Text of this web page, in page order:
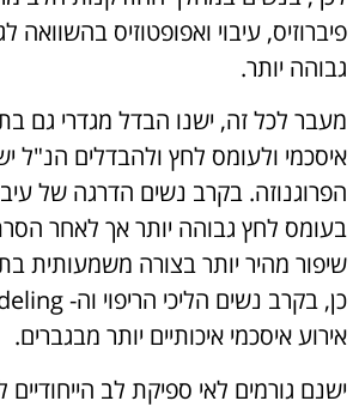
פיברוזיס, עיבוי ואפופטוזיס בהשוואה
גבוהה יותר.
מעבר לכל זה, ישנו הבדל מגדרי גם
איסכמי ולעומס לחץ ולהבדלים הנ"ל
הפרוגנוזה. בקרב נשים הדרגה של
בעומס לחץ גבוהה יותר אך לאחר
שיפור מהיר יותר בצורה משמעותית
אירוע איסכמי איכותיים יותר מבגברים.
ישנם גורמים לאי ספיקת לב